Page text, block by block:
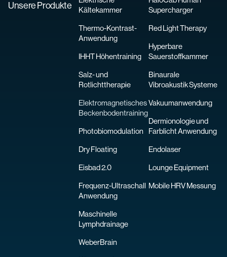
Unsere Produkte
Kältekammer
Thermo-Kontrast-
Anwendung
IHHT Höhentraining
Salz- und
Rotlichttherapie
Elektromagnetisches
Beckenbodentraining
Photobiomodulation
Dry Floating
Eisbad 2.0
Frequenz-Ultraschall
Anwendung
Maschinelle
Lymphdrainage
WeberBrain
Supercharger
Red Light Therapy
Hyperbare
Sauerstoffkammer
Binaurale
Vibroakustik Systeme
Vakuumanwendung
Dermionologie und
Farblicht Anwendung
Endolaser
Lounge Equipment
Mobile HRV Messung